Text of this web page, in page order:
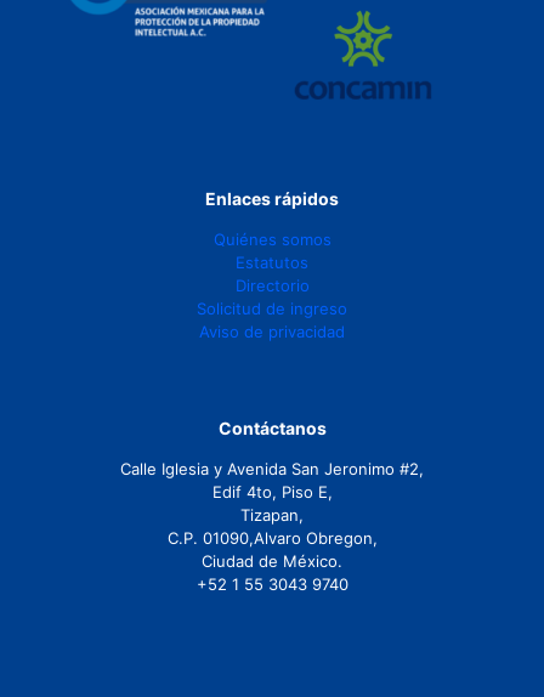
Enlaces rápidos
Quiénes somos
Estatutos
Directorio
Solicitud de ingreso
Aviso de privacidad
Contáctanos
Calle Iglesia y Avenida San Jeronimo #2,
Edif 4to, Piso E,
Tizapan,
C.P. 01090,Alvaro Obregon,
Ciudad de México.
+52 1 55 3043 9740